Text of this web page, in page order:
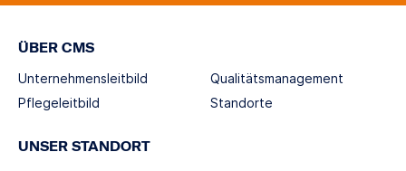
ÜBER CMS
Unternehmensleitbild
Pflegeleitbild
Qualitätsmanagement
Standorte
UNSER STANDORT